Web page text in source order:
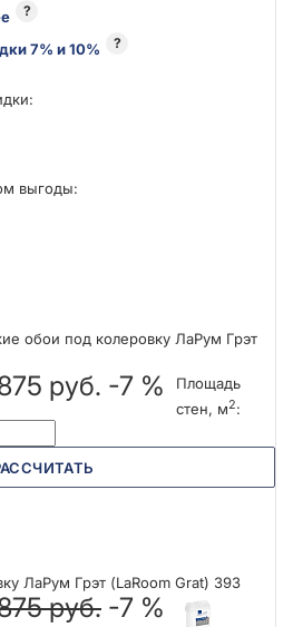
?
7% и 10% ?
выгоды:
обои под колеровку ЛаРум Грэт
руб. -7 %
Площадь
стен, м2:
ЛаРум Грэт (LaRoom Grat) 393
руб. -7 %